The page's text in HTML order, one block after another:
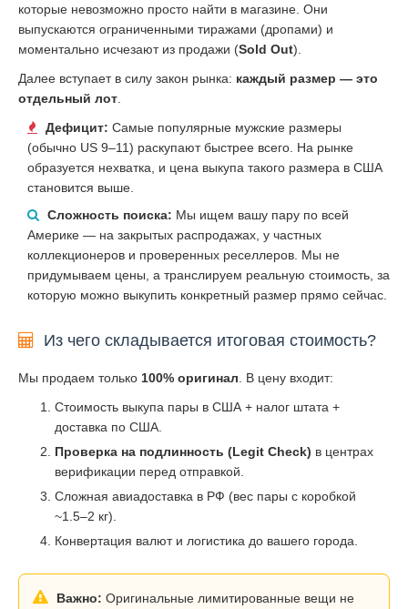
которые невозможно просто найти в магазине. Они
выпускаются ограниченными тиражами (дропами) и
моментально исчезают из продажи (Sold Out).
Далее вступает в силу закон рынка: каждый размер — это
отдельный лот
Дефицит: Самые популярные мужские размеры
(обычно US 9–11) раскупают быстрее всего. На рынке
образуется нехватка, и цена выкупа такого размера в США
становится выше.
Сложность поиска: Мы ищем вашу пару по всей
Америке — на закрытых распродажах, у частных
коллекционеров и проверенных реселлеров. Мы не
придумываем цены, а транслируем реальную стоимость, за
которую можно выкупить конкретный размер прямо сейчас.
Из чего складывается итоговая стоимость?
Мы продаем только 100% оригинал . В цену входит:
Стоимость выкупа пары в США + налог штата +
доставка по США.
Проверка на подлинность (Legit Check) в центрах
верификации перед отправкой.
Сложная авиадоставка в РФ (вес пары с коробкой
~1.5–2 кг).
Конвертация валют и логистика до вашего города.
Важно: Оригинальные лимитированные вещи не